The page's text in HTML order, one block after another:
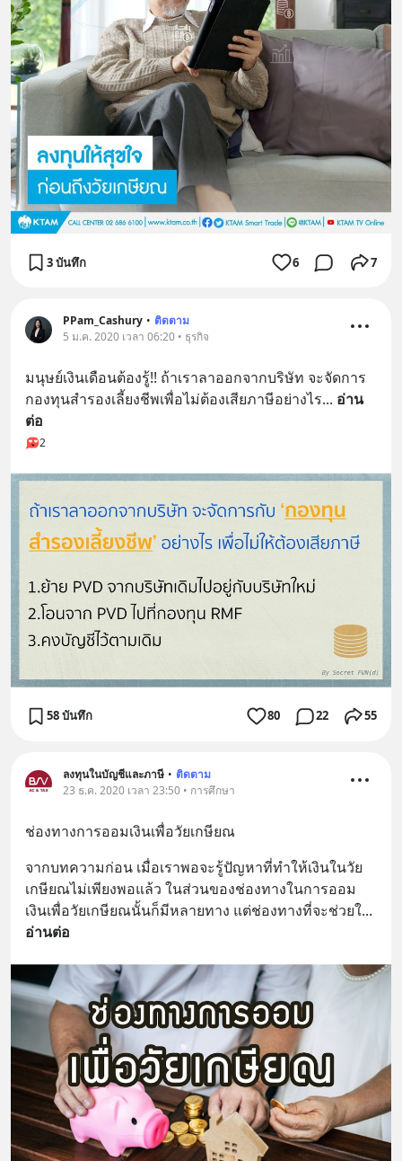
3 บันทึก 6 7
PPam_Cashury • ติดตาม
5 ม.ค. 2020 เวลา 06:20 • ธุรกิจ
มนุษย์เงินเดือนต้องรู้!! ถ้าเราลาออกจากบริษัท จะจัดการ
กองทุนสำรองเลี้ยงชีพเพื่อไม่ต้องเสียภาษีอย่างไร... อ่าน
ต่อ
2
58 บันทึก 80 22 55
ลงทุนในบัญชีและภาษี • ติดตาม
23 ธ.ค. 2020 เวลา 23:50 • การศึกษา
ช่องทางการออมเงินเพื่อวัยเกษียณ
จากบทความก่อน เมื่อเราพอจะรู้ปัญหาที่ทำให้เงินในวัย
เกษียณไม่เพียงพอแล้ว ในส่วนของช่องทางในการออม
เงินเพื่อวัยเกษียณนั้นก็มีหลายทาง แต่ช่องทางที่จะช่วยใ
อ่านต่อ